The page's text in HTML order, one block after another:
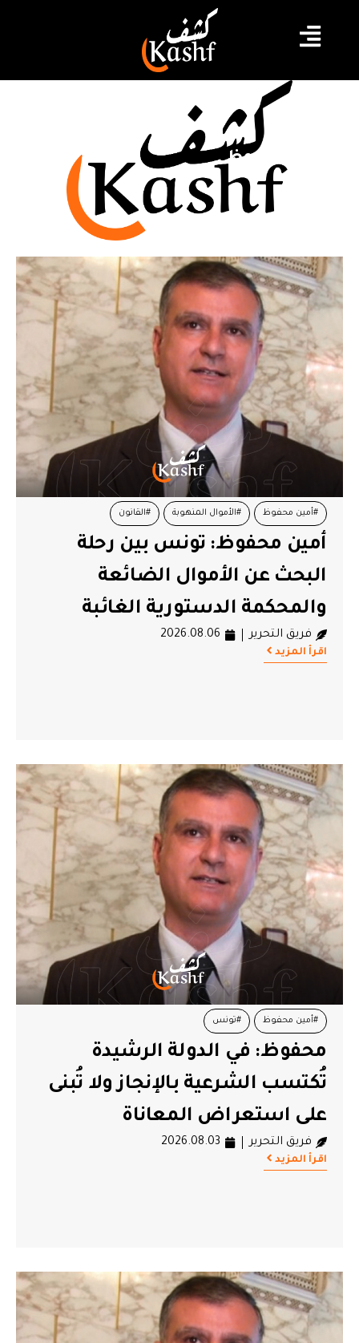
أمين محفوظ
#أمين محفوظ #الأموال المنهوبة #القانون
#المحكمة الدستورية
أمين محفوظ: تونس بين رحلة
البحث عن الأموال الضائعة
والمحكمة الدستورية الغائبة
فريق التحرير 2026.08.06
اقرأ المزيد
#أمين محفوظ #تونس
محفوظ: في الدولة الرشيدة
تُكتسب الشرعية بالإنجاز ولا تُبنى
على استعراض المعاناة
فريق التحرير 2026.08.03
اقرأ المزيد